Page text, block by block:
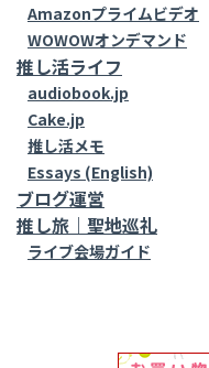
Amazonプライムビデオ
WOWOWオンデマンド
推し活ライフ
audiobook.jp
Cake.jp
推し活メモ
Essays (English)
ブログ運営
推し旅｜聖地巡礼
ライブ会場ガイド